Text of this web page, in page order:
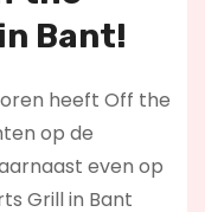
Bant!
heeft Off the
op de
even op
Grill in Bant